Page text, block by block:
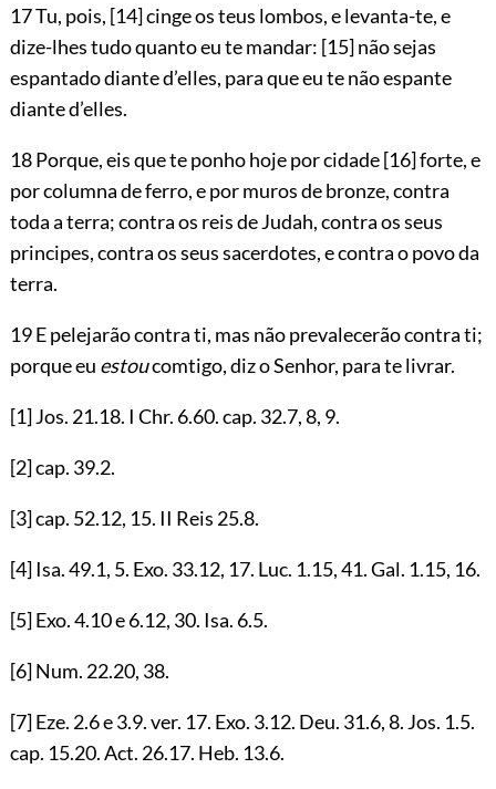
17 Tu, pois, [14]cinge os teus lombos, e levanta-te, e
dize-lhes tudo quanto eu te mandar: [15]não sejas
espantado diante d’elles, para que eu te não espante
diante d’elles.
18 Porque, eis que te ponho hoje por cidade[16]forte, e
por columna de ferro, e por muros de bronze, contra
toda a terra; contra os reis de Judah, contra os seus
principes, contra os seus sacerdotes, e contra o povo da
terra.
19 E pelejarão contra ti, mas não prevalecerão contra ti;
porque eu estoucomtigo, diz o Senhor, para te livrar.
[1]Jos. 21.18. I Chr. 6.60. cap. 32.7,8, 9.
[2]cap. 39.2.
[3]cap. 52.12, 15. II Reis 25.8.
[4]Isa.49.1, 5. Exo. 33.12, 17. Luc. 1.15,41. Gal. 1.15, 16.
[5]Exo.4.10e6.12, 30. Isa. 6.5.
[6]Num. 22.20, 38.
[7]Eze. 2.6e3.9. ver. 17. Exo. 3.12. Deu. 31.6,8. Jos. 1.5.
cap. 15.20. Act. 26.17. Heb. 13.6.